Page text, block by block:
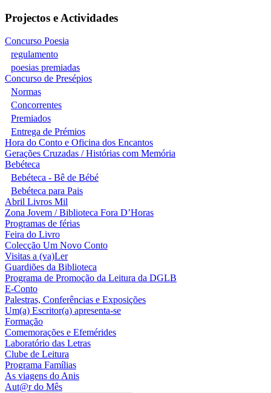
Projectos e Actividades
Concurso Poesia
regulamento
poesias premiadas
Concurso de Presépios
Normas
Concorrentes
Premiados
Entrega de Prémios
Hora do Conto e Oficina dos Encantos
Gerações Cruzadas / Histórias com Memória
Bebéteca
Bebéteca - Bê de Bébé
Bebéteca para Pais
Abril Livros Mil
Zona Jovem / Biblioteca Fora D’Horas
Programas de férias
Feira do Livro
Colecção Um Novo Conto
Visitas a (va)Ler
Guardiões da Biblioteca
Programa de Promoção da Leitura da DGLB
E-Conto
Palestras, Conferências e Exposições
Um(a) Escritor(a) apresenta-se
Formação
Comemorações e Efemérides
Laboratório das Letras
Clube de Leitura
Programa Famílias
As viagens do Anis
Aut@r do Mês